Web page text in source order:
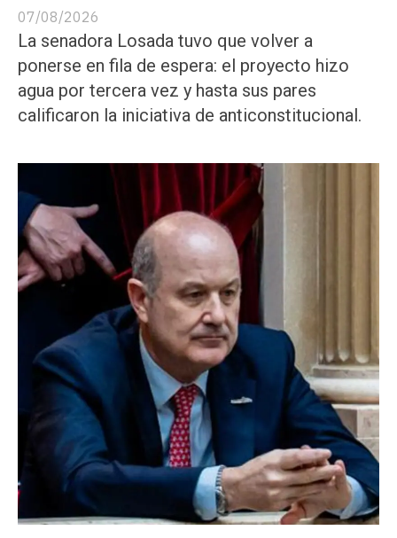
07/08/2026
La senadora Losada tuvo que volver a
ponerse en fila de espera: el proyecto hizo
agua por tercera vez y hasta sus pares
calificaron la iniciativa de anticonstitucional.